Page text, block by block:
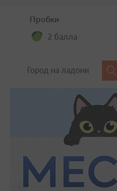
Пробки
2 балла
Город на ладони